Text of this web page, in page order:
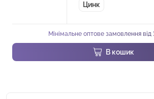
Цинк
Мінімальне оптове замовлення від
В кошик